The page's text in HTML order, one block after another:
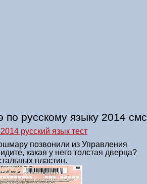
по русскому языку 2014 смс
русский язык тест
позвонили из Управления
какая у него толстая дверца?
пластин.